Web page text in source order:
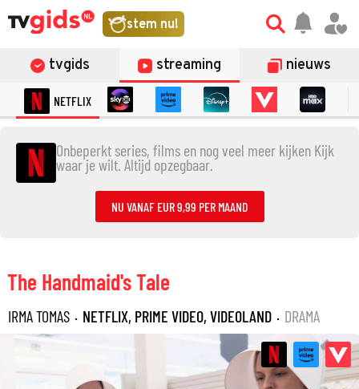
stem nu!
tvgids streaming nieuws
NETFLIX
Onbeperkt series, films en nog veel meer kijken Kijk
waar je wilt. Altijd opzegbaar.
NU VANAF EUR 9,99 PER MAAND
The Handmaid's Tale
IRMA TOMAS · NETFLIX, PRIME VIDEO, VIDEOLAND · DRAMA